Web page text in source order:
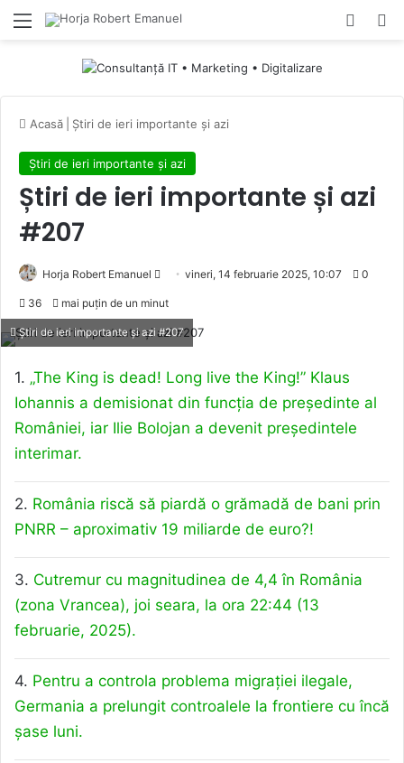
Menu
Acasă Știri de ieri importante și azi
Știri de ieri importante și azi
Știri de ieri importante și azi
#207
Horja Robert Emanuel
Send
email
vineri, 14 februarie 2025, 10:07 0
36 mai puțin de un minut
Știri de ieri importante și azi #207
1. „The King is dead! Long live the King!” Klaus
Iohannis a demisionat din funcția de președinte al
României, iar Ilie Bolojan a devenit președintele
interimar.
2. România riscă să piardă o grămadă de bani prin
PNRR – aproximativ 19 miliarde de euro?!
3. Cutremur cu magnitudinea de 4,4 în România
(zona Vrancea), joi seara, la ora 22:44 (13
februarie, 2025).
4. Pentru a controla problema migrației ilegale,
Germania a prelungit controalele la frontiere cu încă
șase luni.